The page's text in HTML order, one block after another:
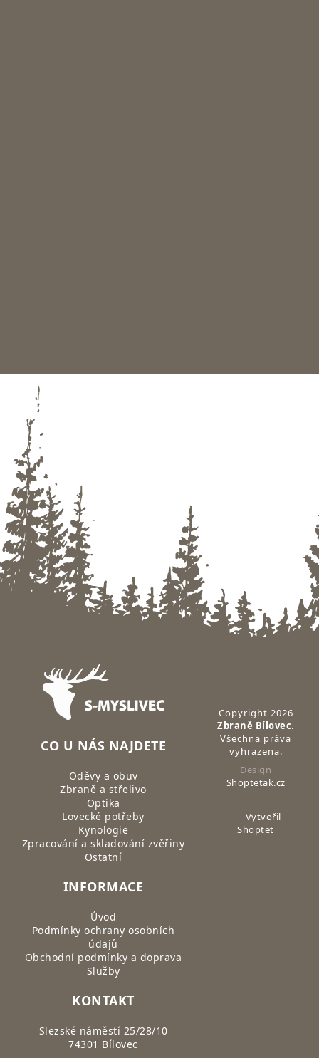
Zápatí
CO U NÁS NAJDETE
Oděvy a obuv
Zbraně a střelivo
Optika
Lovecké potřeby
Kynologie
Zpracování a skladování zvěřiny
Ostatní
INFORMACE
Úvod
Podmínky ochrany osobních
údajů
Obchodní podmínky a doprava
Služby
KONTAKT
Slezské náměstí 25/28/10
74301 Bílovec
Copyright 2026
Zbraně Bílovec.
Všechna práva
vyhrazena.
Design
Shoptetak.cz
Vytvořil
Shoptet